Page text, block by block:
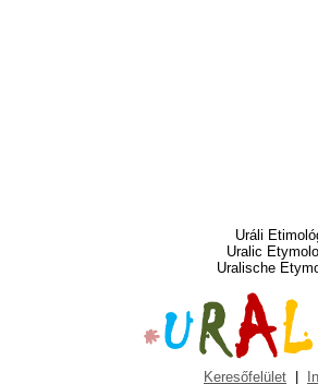
Uráli
Uralic
Uralische
Keresőfelület